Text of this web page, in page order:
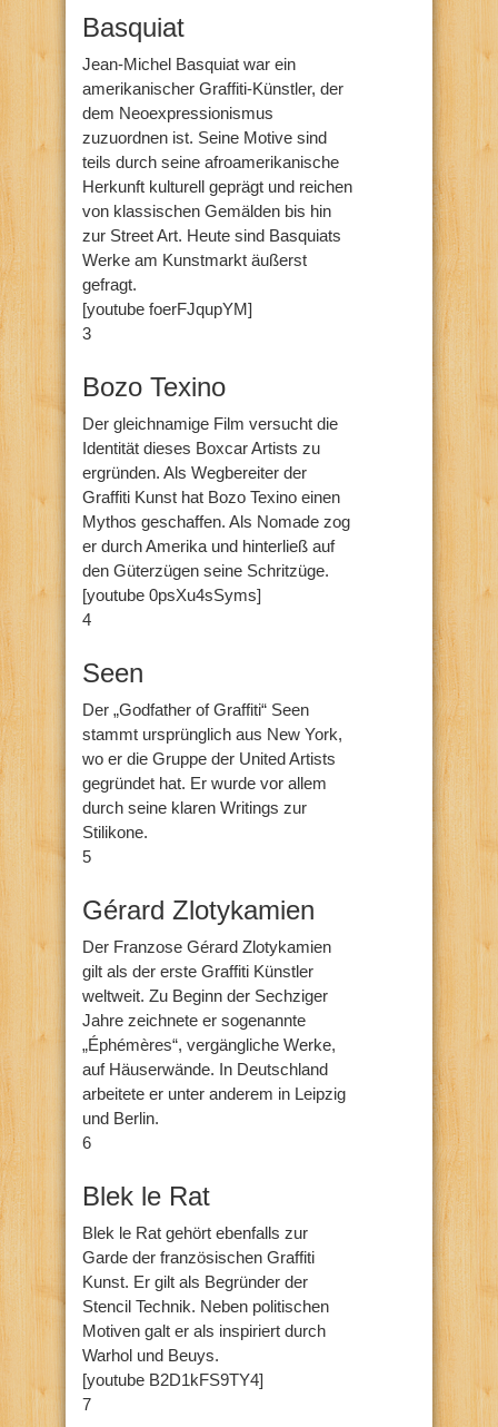
Basquiat
Jean-Michel Basquiat war ein
amerikanischer Graffiti-Künstler, der
dem Neoexpressionismus
zuzuordnen ist. Seine Motive sind
teils durch seine afroamerikanische
Herkunft kulturell geprägt und reichen
von klassischen Gemälden bis hin
zur Street Art. Heute sind Basquiats
Werke am Kunstmarkt äußerst
gefragt.
[youtube foerFJqupYM]
3
Bozo Texino
Der gleichnamige Film versucht die
Identität dieses Boxcar Artists zu
ergründen. Als Wegbereiter der
Graffiti Kunst hat Bozo Texino einen
Mythos geschaffen. Als Nomade zog
er durch Amerika und hinterließ auf
den Güterzügen seine Schritzüge.
[youtube 0psXu4sSyms]
4
Seen
Der „Godfather of Graffiti“ Seen
stammt ursprünglich aus New York,
wo er die Gruppe der United Artists
gegründet hat. Er wurde vor allem
durch seine klaren Writings zur
Stilikone.
5
Gérard Zlotykamien
Der Franzose Gérard Zlotykamien
gilt als der erste Graffiti Künstler
weltweit. Zu Beginn der Sechziger
Jahre zeichnete er sogenannte
„Éphémères“, vergängliche Werke,
auf Häuserwände. In Deutschland
arbeitete er unter anderem in Leipzig
und Berlin.
6
Blek le Rat
Blek le Rat gehört ebenfalls zur
Garde der französischen Graffiti
Kunst. Er gilt als Begründer der
Stencil Technik. Neben politischen
Motiven galt er als inspiriert durch
Warhol und Beuys.
[youtube B2D1kFS9TY4]
7